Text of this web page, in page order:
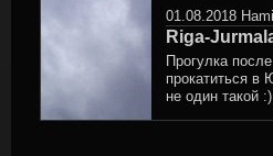
01.08.2018
Riga-
Прогулка
прокатиться в
не один такой